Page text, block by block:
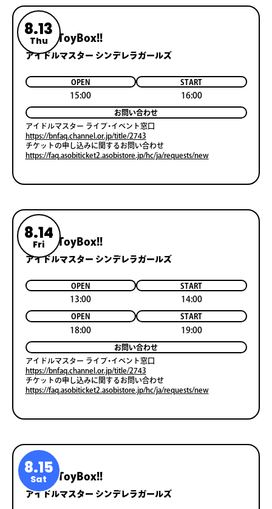
8.13
Thu
Popʼn ToyBox!!
アイドルマスター シンデレラガールズ
OPEN
15:00
START
16:00
お問い合わせ
アイドルマスター ライブ・イベント窓口
https://bnfaq.channel.or.jp/title/2743
チケットの申し込みに関するお問い合わせ
https://faq.asobiticket2.asobistore.jp/hc/ja/requests/new
8.14
Fri
Popʼn ToyBox!!
アイドルマスター シンデレラガールズ
OPEN
13:00
START
14:00
OPEN
18:00
START
19:00
お問い合わせ
アイドルマスター ライブ・イベント窓口
https://bnfaq.channel.or.jp/title/2743
チケットの申し込みに関するお問い合わせ
https://faq.asobiticket2.asobistore.jp/hc/ja/requests/new
8.15
Sat
Popʼn ToyBox!!
アイドルマスター シンデレラガールズ